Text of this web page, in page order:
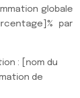
globale
par
: [nom du
de